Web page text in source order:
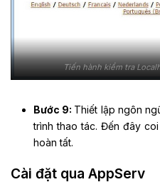
Tiến hành kiểm tra
Bước 9: Thiết lập ngôn
trình thao tác. Đến đây
hoàn tất.
Cài đặt qua AppServ